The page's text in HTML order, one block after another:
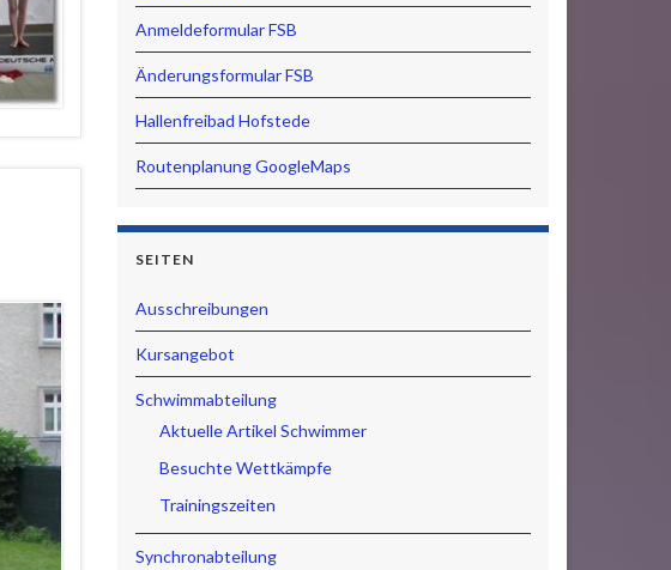
Anmeldeformular FSB
Änderungsformular FSB
Hallenfreibad Hofstede
Routenplanung GoogleMaps
SEITEN
Ausschreibungen
Kursangebot
Schwimmabteilung
Aktuelle Artikel Schwimmer
Besuchte Wettkämpfe
Trainingszeiten
Synchronabteilung